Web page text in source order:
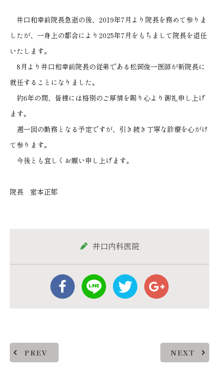
井口和幸前院長急逝の後、2019年7月より院長を務めて参りま
したが、一身上の都合により2025年7月をもちまして院長を退任
いたします。
8月より井口和幸前院長の従弟である松岡俊一医師が新院長に
就任することになりました。
約6年の間、皆様には格別のご厚情を賜り心より御礼申し上げ
ます。
週一回の勤務となる予定ですが、引き続き丁寧な診療を心がけ
て参ります。
今後とも宜しくお願い申し上げます。
院長 室本正郁
井口内科医院
PREV NEXT